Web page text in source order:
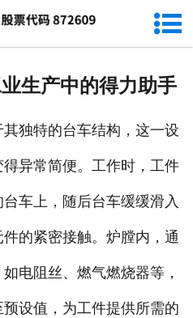
网站首页
生产中的得力助手
独特的台车结构，这一设
异常简便。工作时，工件
车上，随后台车缓缓滑入
的紧密接触。炉膛内，通
电阻丝、燃气燃烧器等，
设值，为工件提供所需的